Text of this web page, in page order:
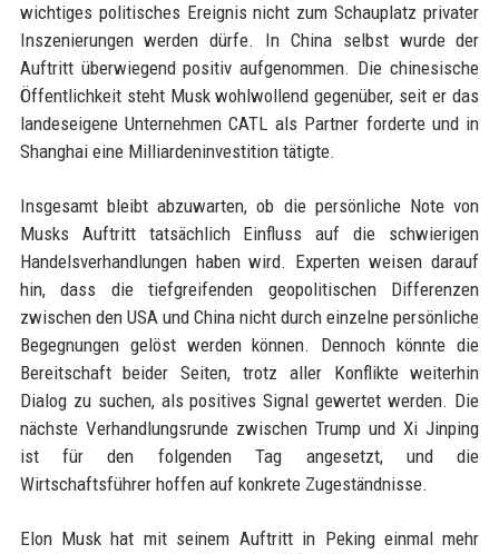
wichtiges politisches Ereignis nicht zum Schauplatz privater
Inszenierungen werden dürfe. In China selbst wurde der
Auftritt überwiegend positiv aufgenommen. Die chinesische
Öffentlichkeit steht Musk wohlwollend gegenüber, seit er das
landeseigene Unternehmen CATL als Partner forderte und in
Shanghai eine Milliardeninvestition tätigte.
Insgesamt bleibt abzuwarten, ob die persönliche Note von
Musks Auftritt tatsächlich Einfluss auf die schwierigen
Handelsverhandlungen haben wird. Experten weisen darauf
hin, dass die tiefgreifenden geopolitischen Differenzen
zwischen den USA und China nicht durch einzelne persönliche
Begegnungen gelöst werden können. Dennoch könnte die
Bereitschaft beider Seiten, trotz aller Konflikte weiterhin
Dialog zu suchen, als positives Signal gewertet werden. Die
nächste Verhandlungsrunde zwischen Trump und Xi Jinping
ist für den folgenden Tag angesetzt, und die
Wirtschaftsführer hoffen auf konkrete Zugeständnisse.
Elon Musk hat mit seinem Auftritt in Peking einmal mehr